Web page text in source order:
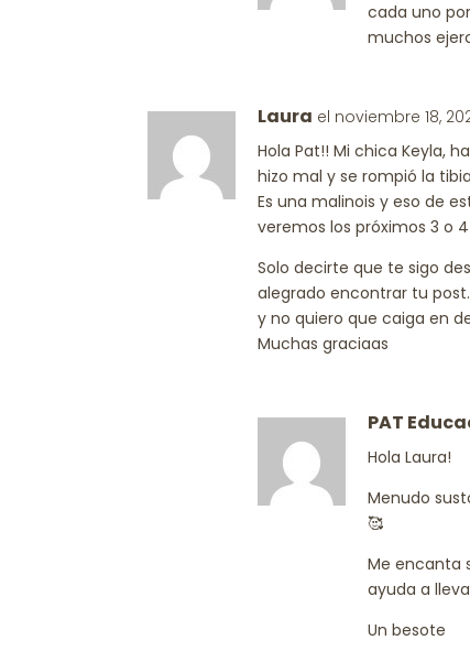
cada uno
muchos
Laura el noviembre 18,
Hola Pat!! Mi chica Keyla,
hizo mal y se rompió la
Es una malinois y eso de
veremos los próximos 3 o
Solo decirte que te sigo
alegrado encontrar tu
y no quiero que caiga en
Muchas graciaas
PAT
Hola Laura!
Menudo
🥰
Me encanta
ayuda a
Un besote